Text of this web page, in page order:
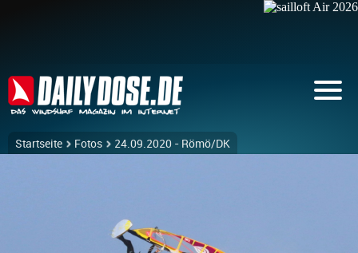
Startseite Fotos 24.09.2020 - Römö/DK